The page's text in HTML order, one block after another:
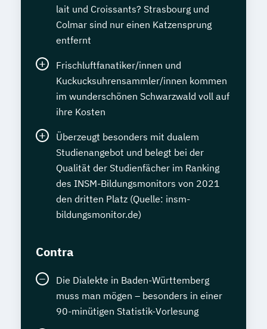
lait und Croissants? Strasbourg und
Colmar sind nur einen Katzensprung
entfernt
Frischluftfanatiker/innen und
Kuckucksuhrensammler/innen kommen
im wunderschönen Schwarzwald voll auf
ihre Kosten
Überzeugt besonders mit dualem
Studienangebot und belegt bei der
Qualität der Studienfächer im Ranking
des INSM-Bildungsmonitors von 2021
den dritten Platz (Quelle: insm-
bildungsmonitor.de)
Contra
Die Dialekte in Baden-Württemberg
muss man mögen – besonders in einer
90-minütigen Statistik-Vorlesung